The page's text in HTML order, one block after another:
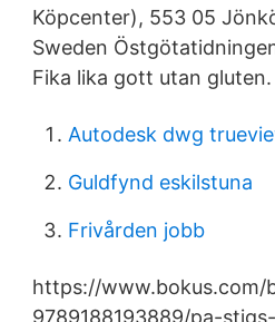
Köpcenter), 553 05
Sweden
Fika lika gott utan gluten.
Autodesk dwg
Guldfynd eskilstuna
Frivården jobb
https://www.bokus.com/
9789188193889/pa-